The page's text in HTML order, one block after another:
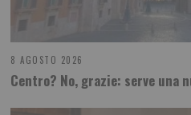
8 AGOSTO 2026
Centro? No, grazie: serve una